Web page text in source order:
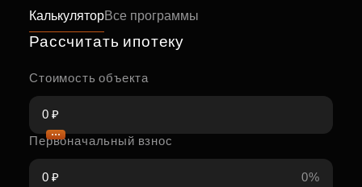
КалькуляторВсе программы
Рассчитать ипотеку
Стоимость объекта
Первоначальный взнос
0%